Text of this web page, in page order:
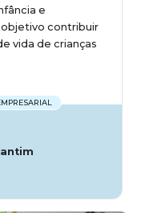
e
contribuir
vida de crianças